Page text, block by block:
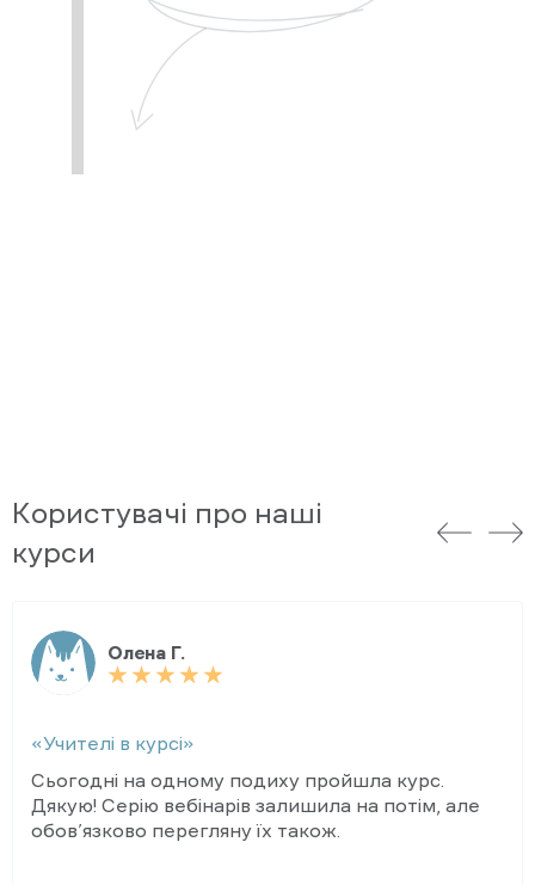
Користувачі про наші
курси
Олена Г.
«Учителі в курсі»
Сьогодні на одному подиху пройшла курс.
Дякую! Серію вебінарів залишила на потім, але
обов’язково перегляну їх також.